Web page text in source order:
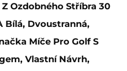
Ozdobného Stříbra 30
Bílá, Dvoustranná,
Míče Pro Golf S
Vlastní Návrh,